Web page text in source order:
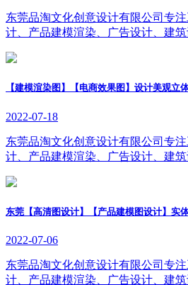
东莞品淘文化创意设计有限公司专
计、产品建模渲染、广告设计、建
【建模渲染图】【电商效果图】设计美观立
2022-07-18
东莞品淘文化创意设计有限公司专
计、产品建模渲染、广告设计、建
东莞【高清图设计】【产品建模图设计】实
2022-07-06
东莞品淘文化创意设计有限公司专
计、产品建模渲染、广告设计、建